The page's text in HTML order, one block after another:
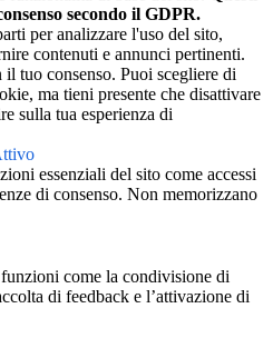
secondo il GDPR.
per analizzare l'uso del sito,
contenuti e annunci pertinenti.
tuo consenso. Puoi scegliere di
ma tieni presente che disattivare
sulla tua esperienza di
essenziali del sito come accessi
di consenso. Non memorizzano
come la condivisione di
di feedback e l’attivazione di